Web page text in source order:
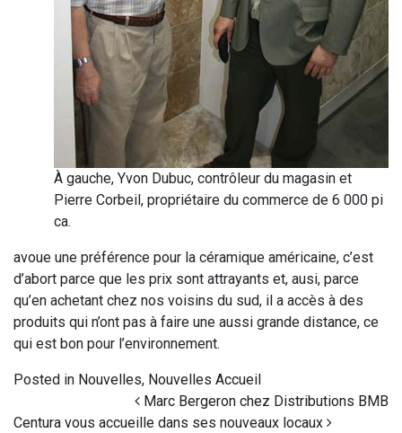
À gauche, Yvon Dubuc, contrôleur du magasin et
Pierre Corbeil, propriétaire du commerce de 6 000 pi
ca.
avoue une préférence pour la céramique américaine, c’est
d’abort parce que les prix sont attrayants et, ausi, parce
qu’en achetant chez nos voisins du sud, il a accès à des
produits qui n’ont pas à faire une aussi grande distance, ce
qui est bon pour l’environnement.
Posted in Nouvelles, Nouvelles Accueil
Marc Bergeron chez Distributions BMB
Centura vous accueille dans ses nouveaux locaux